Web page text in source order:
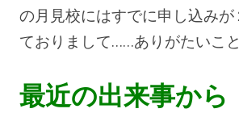
の月見校にはすでに申し込み
ておりまして……ありがたいこと
最近の出来事から